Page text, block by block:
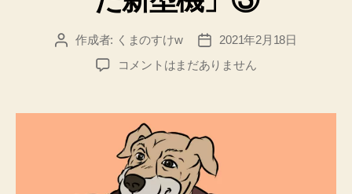
投 作成者: くまのすけw
投
稿
日
2021年2月18日
寄
ャ
ラ・
ス
ピ
ン
コメントはまだありません